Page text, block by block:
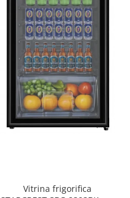
Vitrina frigorifica